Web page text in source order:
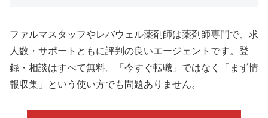
ファルマスタッフやレバウェル薬剤師は薬剤師専門で、求
人数・サポートともに評判の良いエージェントです。登
録・相談はすべて無料。「今すぐ転職」ではなく「まず情
報収集」という使い方でも問題ありません。